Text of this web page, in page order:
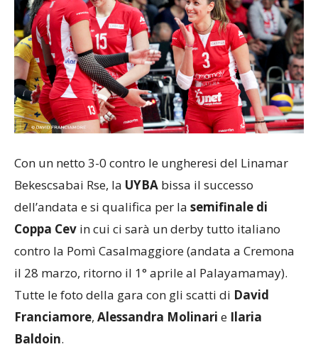
Con un netto 3-0 contro le ungheresi del Linamar
Bekescsabai Rse, la UYBA bissa il successo
dell’andata e si qualifica per la semifinale di
Coppa Cev in cui ci sarà un derby tutto italiano
contro la Pomì Casalmaggiore (andata a Cremona
il 28 marzo, ritorno il 1° aprile al Palayamamay).
Tutte le foto della gara con gli scatti di David
Franciamore, Alessandra Molinari e Ilaria
Baldoin.